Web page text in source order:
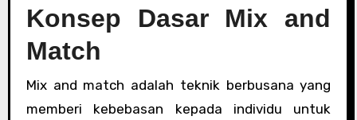
Konsep Dasar Mix and
Match
Mix and match adalah teknik berbusana yang
memberi kebebasan kepada individu untuk